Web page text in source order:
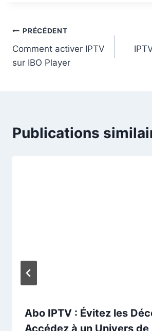
PRÉCÉDENT
Comment activer IPTV
sur IBO Player
Publications
Abo IPTV : Évitez les
Accédez à un Univers